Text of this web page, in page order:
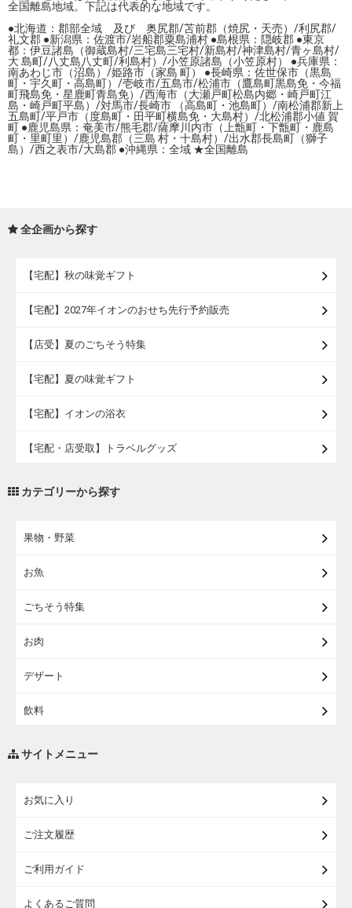
全国離島地域。下記は代表的な地域です。
●北海道：郡部全域 及び 奥尻郡/苫前郡（焼尻・天売）/利尻郡/
礼文郡 ●新潟県：佐渡市/岩船郡粟島浦村 ●島根県：隠岐郡 ●東京
都：伊豆諸島（御蔵島村/三宅島三宅村/新島村/神津島村/青ヶ島村/
大 島町/八丈島八丈町/利島村）/小笠原諸島（小笠原村） ●兵庫県：
南あわじ市（沼島）/姫路市（家島 町） ●長崎県：佐世保市（黒島
町・宇久町・高島町）/壱岐市/五島市/松浦市（鷹島町黒島免・今福
町飛島免・星鹿町青島免）/西海市（大瀬戸町松島内郷・崎戸町江
島・崎戸町平島）/対馬市/長崎市 （高島町・池島町）/南松浦郡新上
五島町/平戸市（度島町・田平町横島免・大島村）/北松浦郡小値 賀
町 ●鹿児島県：奄美市/熊毛郡/薩摩川内市（上甑町・下甑町・鹿島
町・里町里）/鹿児島郡（三島 村・十島村）/出水郡長島町（獅子
島）/西之表市/大島郡 ●沖縄県：全域 ★全国離島
全企画から探す
【宅配】秋の味覚ギフト
【宅配】2027年イオンのおせち先行予約販売
【店受】夏のごちそう特集
【宅配】夏の味覚ギフト
【宅配】イオンの浴衣
【宅配・店受取】トラベルグッズ
カテゴリーから探す
果物・野菜
お魚
ごちそう特集
お肉
デザート
飲料
サイトメニュー
お気に入り
ご注文履歴
ご利用ガイド
よくあるご質問